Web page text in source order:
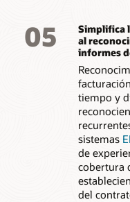
05
Simplifica
al
informes
tiempo y
sistemas
de
cobertura
del